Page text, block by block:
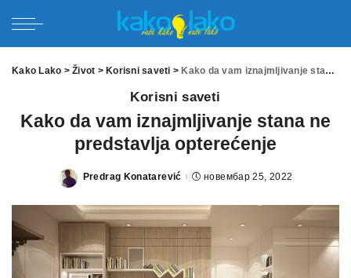
Kako Lako >Život > Korisni saveti > Kako da vam iznajmljivanje stana ne predstavlja opterećenje
Korisni saveti
Kako da vam iznajmljivanje stana ne
predstavlja opterećenje
Posted
Predrag Konatarević новембар 25, 2022